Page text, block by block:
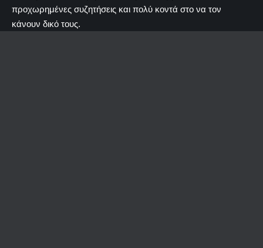
προχωρημένες συζητήσεις και πολύ κοντά στο να τον
κάνουν δικό τους.